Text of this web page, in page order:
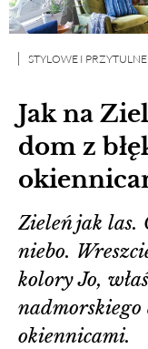
Jak na
dom z
STYLOWE I PRZYTULNE
Zieleń jak las.
niebo.
kolory Jo,
nadmorskiego
okiennicami.